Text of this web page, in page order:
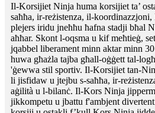
Il-Korsijiet Ninja huma korsijiet ta’
saħħa, ir-reżistenza, il-
plejers iridu jneħħu ħafna stadji bħal
aħħar. Skont l-oqsma u kif meħtieġ,
jqabbel liberament minn aktar minn
huwa għażla tajba għall-oġġett tal-
'ġewwa stil sportiv. Il-Korsijiet tan-
li jisfidaw u jtejbu s-saħħa, ir-
aġilità u l-bilanċ. Il-Kors Ninja
jikkompetu u jbattu f'ambjent